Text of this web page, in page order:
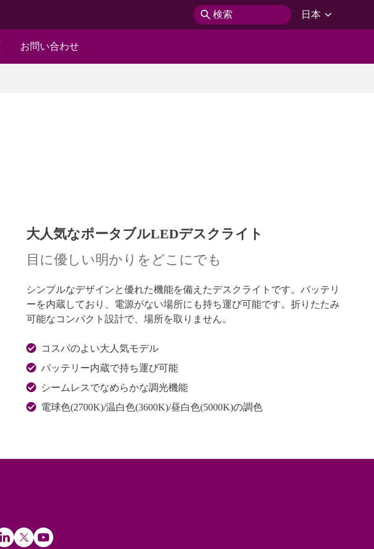
検索 日本
お問い合わせ​
大人気なポータブルLEDデスクライト
目に優しい明かりをどこにでも
シンプルなデザインと優れた機能を備えたデスクライトです。バッテリ
ーを内蔵しており、電源がない場所にも持ち運び可能です。折りたたみ
可能なコンパクト設計で、場所を取りません。
コスパのよい大人気モデル
バッテリー内蔵で持ち運び可能
シームレスでなめらかな調光機能
電球色(2700K)/温白色(3600K)/昼白色(5000K)の調色